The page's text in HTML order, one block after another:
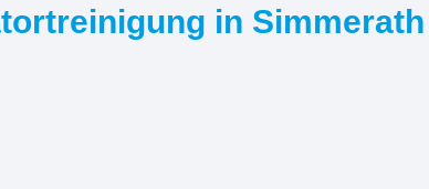
in Simmerath